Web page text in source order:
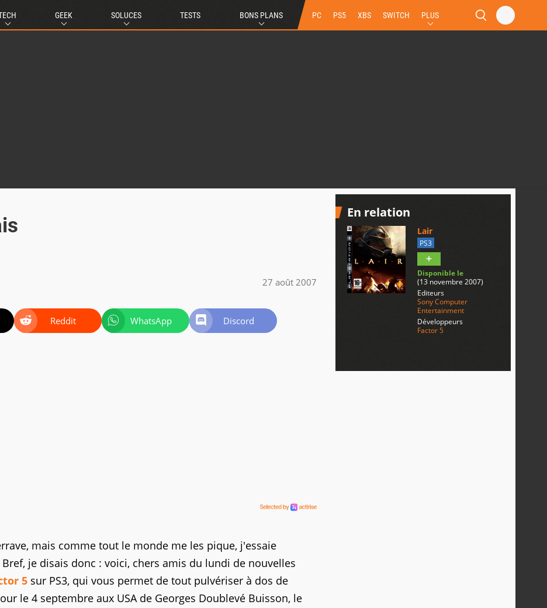
GEEK SOLUCES TESTS BONS PLANS PC PS5 XBS SWITCH PLUS
27 août 2007
Reddit WhatsApp Discord
mais comme tout le monde me les pique, j'essaie
je disais donc : voici, chers amis du lundi de nouvelles
5 sur PS3, qui vous permet de tout pulvériser à dos de
le 4 septembre aux USA de Georges Doublevé Buisson, le
En relation
Lair
PS3
Disponible le
(13 novembre 2007)
Editeurs
Sony Computer
Entertainment
Développeurs
Factor 5